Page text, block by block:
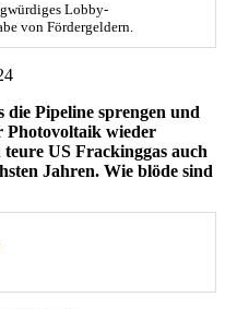
Lobby-
von Fördergeldern.
die Pipeline sprengen und
Photovoltaik wieder
US Frackinggas auch
Jahren. Wie blöde sind